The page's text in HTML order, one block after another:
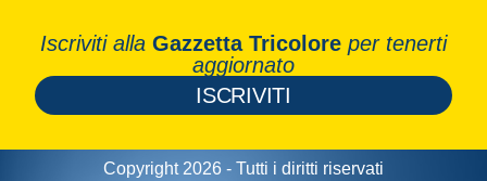
Iscriviti alla Gazzetta Tricolore per tenerti
aggiornato
ISCRIVITI
Copyright 2026 - Tutti i diritti riservati